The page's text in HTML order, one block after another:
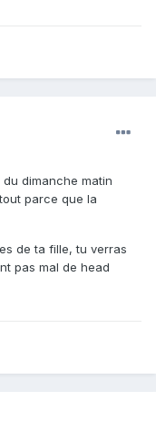
dimanche matin
parce que la
de ta fille, tu verras
pas mal de head